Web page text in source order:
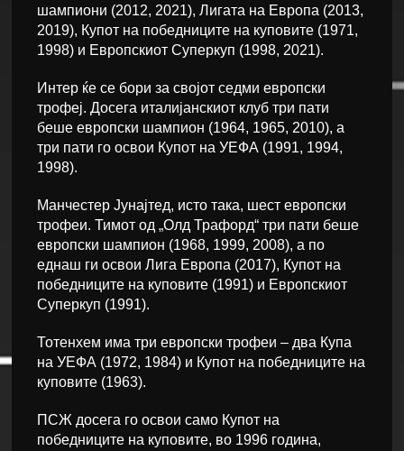
шампиони (2012, 2021), Лигата на Европа (2013,
2019), Купот на победниците на куповите (1971,
1998) и Европскиот Суперкуп (1998, 2021).
Интер ќе се бори за својот седми европски
трофеј. Досега италијанскиот клуб три пати
беше европски шампион (1964, 1965, 2010), а
три пати го освои Купот на УЕФА (1991, 1994,
1998).
Манчестер Јунајтед, исто така, шест европски
трофеи. Тимот од „Олд Трафорд“ три пати беше
европски шампион (1968, 1999, 2008), а по
еднаш ги освои Лига Европа (2017), Купот на
победниците на куповите (1991) и Европскиот
Суперкуп (1991).
Тотенхем има три европски трофеи – два Купа
на УЕФА (1972, 1984) и Купот на победниците на
куповите (1963).
ПСЖ досега го освои само Купот на
победниците на куповите, во 1996 година,